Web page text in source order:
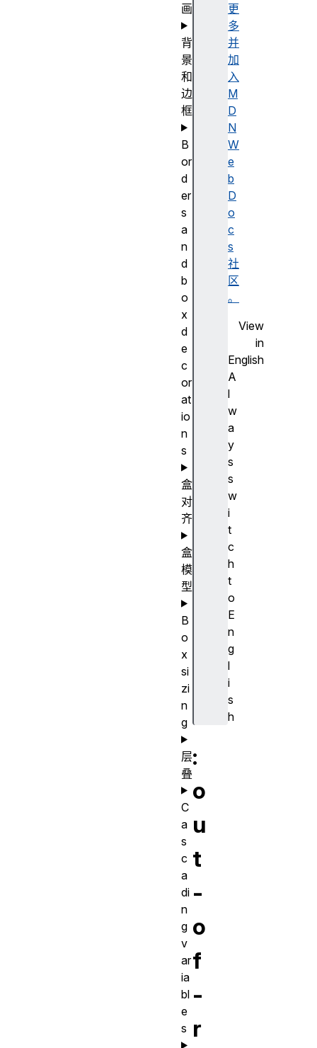
更
多
并
加
入
M
D
N
W
e
b
D
o
c
s
社
区
。
View
in
English
A
l
w
a
y
s
s
w
i
t
c
h
t
o
E
n
g
l
i
s
h
:
o
u
t
-
o
f
-
r
画
背
景
和
边
框
B
or
d
er
s
a
n
d
b
o
x
d
e
c
or
at
io
n
s
盒
对
齐
盒
模
型
B
o
x
si
zi
n
g
层
叠
C
a
s
c
a
di
n
g
v
ar
ia
bl
e
s